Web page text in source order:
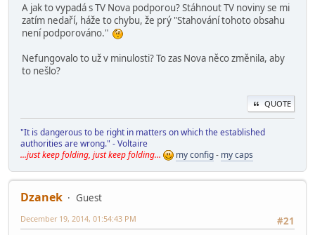
A jak to vypadá s TV Nova podporou? Stáhnout TV noviny se mi
zatím nedaří, háže to chybu, že prý "Stahování tohoto obsahu
není podporováno."
Nefungovalo to už v minulosti? To zas Nova něco změnila, aby
to nešlo?
QUOTE
"It is dangerous to be right in matters on which the established
authorities are wrong." - Voltaire
...just keep folding, just keep folding...
my config- my caps
Dzanek
Guest
#21
December 19, 2014, 01:54:43 PM